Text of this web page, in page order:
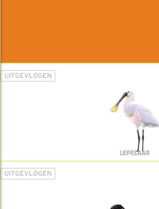
UITGEVLOGEN
LEPELAAR
UITGEVLOGEN